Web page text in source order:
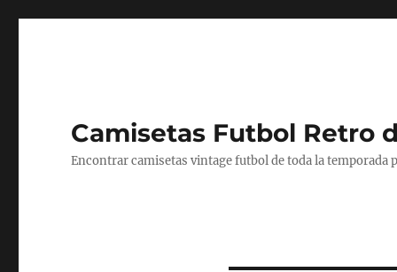
Camisetas Futbol Retro
Encontrar camisetas vintage futbol de toda la temporada